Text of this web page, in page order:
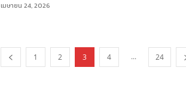
เมษายน 24, 2026
1 2 3 4 ... 24